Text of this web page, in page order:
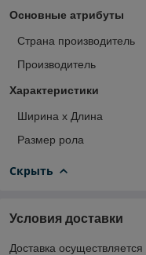
Основные атрибуты
Страна производитель
Производитель
Характеристики
Ширина х Длина
Размер рола
Скрыть
Условия доставки
Доставка